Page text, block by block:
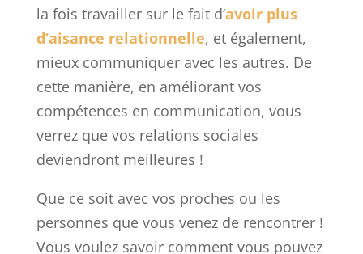
la fois travailler sur le fait d’avoir plus
d’aisance relationnelle, et également,
mieux communiquer avec les autres. De
cette manière, en améliorant vos
compétences en communication, vous
verrez que vos relations sociales
deviendront meilleures !
Que ce soit avec vos proches ou les
personnes que vous venez de rencontrer !
Vous voulez savoir comment vous pouvez